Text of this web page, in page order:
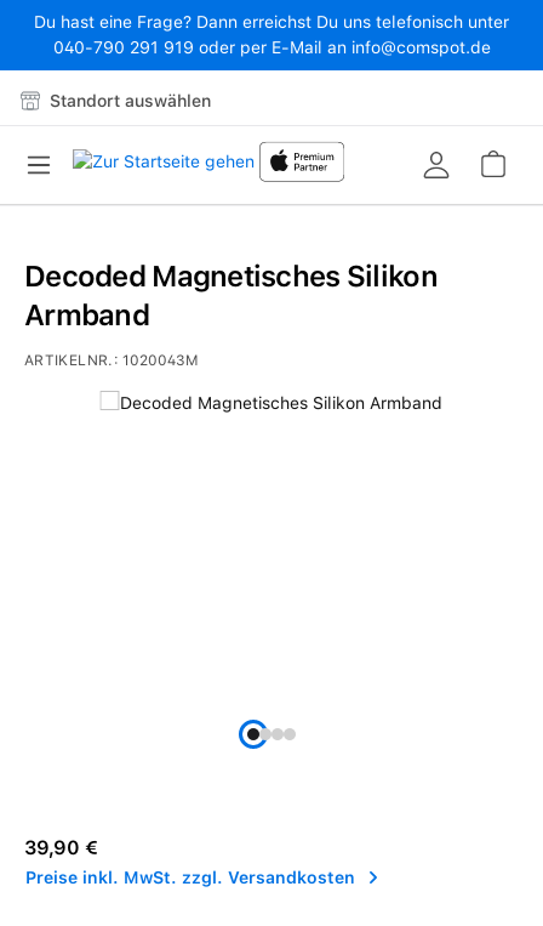
Zum Hauptinhalt springen
Du hast eine Frage? Dann erreichst Du uns telefonisch unter
040-790 291 919 oder per E-Mail an info@comspot.de
Standort auswählen
Bildergalerie überspringen
Decoded Magnetisches Silikon
Armband
ARTIKELNR.:1020043M
Regulärer Preis:
39,90 €
Preise inkl. MwSt. zzgl. Versandkosten